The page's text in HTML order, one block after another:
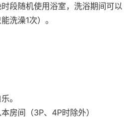
段随机使用浴室，洗浴期间可以
洗澡1次）。
。
房间（3P、4P时除外）